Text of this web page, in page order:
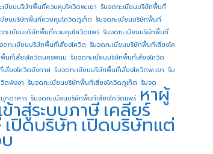
เบียนบริษัทพื้นที่ควบคุมโควิดพะเยา รับจดทะเบียนบริษัทพื้นที่
บียนบริษัทพื้นที่ควบคุมโควิดภูเก็ต รับจดทะเบียนบริษัทพื้นที่
ทะเบียนบริษัทพื้นที่ควบคุมโควิดแพร่ รับจดทะเบียนบริษัทพื้นที่
ดทะเบียนบริษัทพื้นที่เสี่ยงโควิด รับจดทะเบียนบริษัทพื้นที่เสี่ยงโค
นที่เสี่ยงโควิดนครพนม รับจดทะเบียนบริษัทพื้นที่เสี่ยงโควิด
สี่ยงโควิดบึงกาฬ รับจดทะเบียนบริษัทพื้นที่เสี่ยงโควิดพะเยา รับ
ดพังงา รับจดทะเบียนบริษัทพื้นที่เสี่ยงโควิดภูเก็ต รับจด
กดาหาร รับจดทะเบียนบริษัทพื้นที่เสี่ยงโควิดแพร่ หาผู้
ข้าสู่ระบบภาษี เคลียร์
เปิดบริษัทเปิดบริษัทแต่